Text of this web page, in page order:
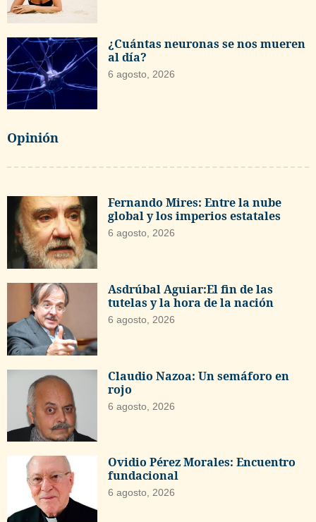
¿Cuántas neuronas se nos mueren
al día?
6 agosto, 2026
Opinión
Fernando Mires: Entre la nube
global y los imperios estatales
6 agosto, 2026
Asdrúbal Aguiar:El fin de las
tutelas y la hora de la nación
6 agosto, 2026
Claudio Nazoa: Un semáforo en
rojo
6 agosto, 2026
Ovidio Pérez Morales: Encuentro
fundacional
6 agosto, 2026